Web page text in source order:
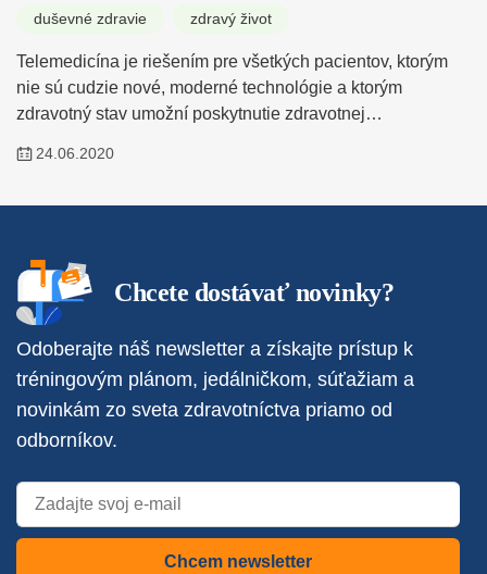
duševné zdravie zdravý život
Telemedicína je riešením pre všetkých pacientov, ktorým
nie sú cudzie nové, moderné technológie a ktorým
zdravotný stav umožní poskytnutie zdravotnej…
24.06.2020
Chcete dostávať novinky?
Odoberajte náš newsletter a získajte prístup k
tréningovým plánom, jedálničkom, súťažiam a
novinkám zo sveta zdravotníctva priamo od
odborníkov.
Chcem newsletter